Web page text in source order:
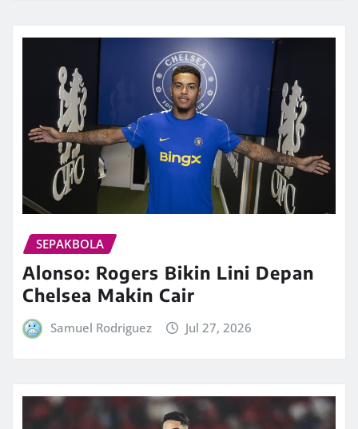
SEPAKBOLA
Alonso: Rogers Bikin Lini Depan
Chelsea Makin Cair
Samuel Rodriguez Jul 27, 2026